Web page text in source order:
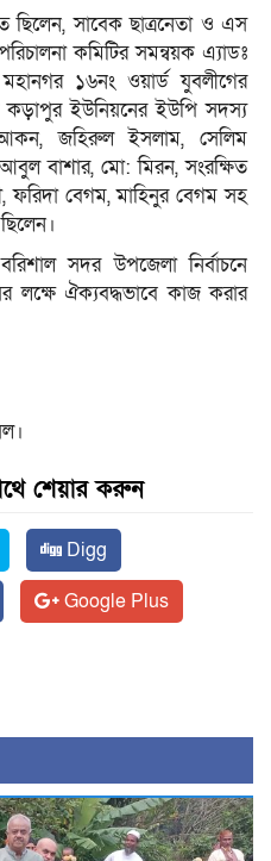
ছিলেন, সাবেক ছাত্রনেতা ও এস
কমিটির সমন্বয়ক এ্যাডঃ
১৬নং ওয়ার্ড যুবলীগের
ইউনিয়নের ইউপি সদস্য
আকন, জহিরুল ইসলাম, সেলিম
বাশার, মো: মিরন, সংরক্ষিত
ফরিদা বেগম, মাহিনুর বেগম সহ
সদর উপজেলা নির্বাচনে
ঐক্যবদ্ধভাবে কাজ করার
শেয়ার করুন
Digg
Google Plus